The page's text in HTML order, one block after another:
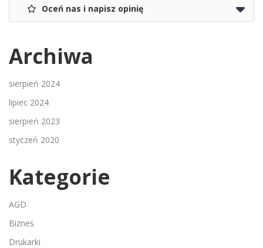
Oceń nas i napisz opinię
Archiwa
sierpień 2024
lipiec 2024
sierpień 2023
styczeń 2020
Kategorie
AGD
Biznes
Drukarki